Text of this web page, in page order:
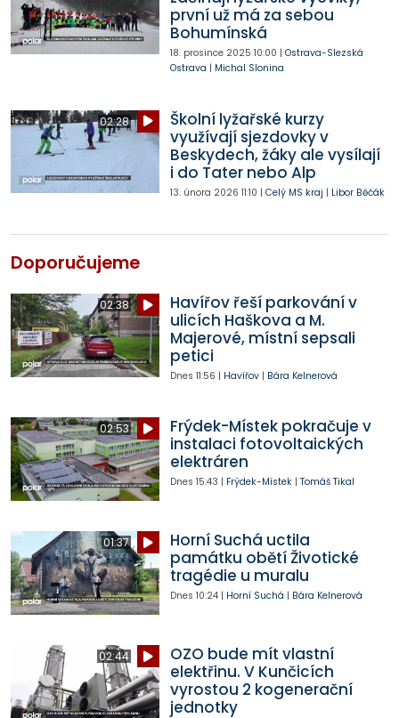
první už má za sebou
Bohumínská
18. prosince 2025 10:00 | Ostrava-Slezská
Ostrava | Michal Slonina
02:28
Školní lyžařské kurzy
využívají sjezdovky v
Beskydech, žáky ale vysílají
i do Tater nebo Alp
13. února 2026 11:10 | Celý MS kraj | Libor Běčák
Doporučujeme
02:38
Havířov řeší parkování v
ulicích Haškova a M.
Majerové, místní sepsali
petici
Dnes 11:56 | Havířov| Bára Kelnerová
02:53
Frýdek-Místek pokračuje v
instalaci fotovoltaických
elektráren
Dnes 15:43 | Frýdek-Místek| Tomáš Tikal
01:37
Horní Suchá uctila
památku obětí Životické
tragédie u muralu
Dnes 10:24| Horní Suchá | Bára Kelnerová
02:44
OZO bude mít vlastní
elektřinu. V Kunčicích
vyrostou 2 kogenerační
jednotky